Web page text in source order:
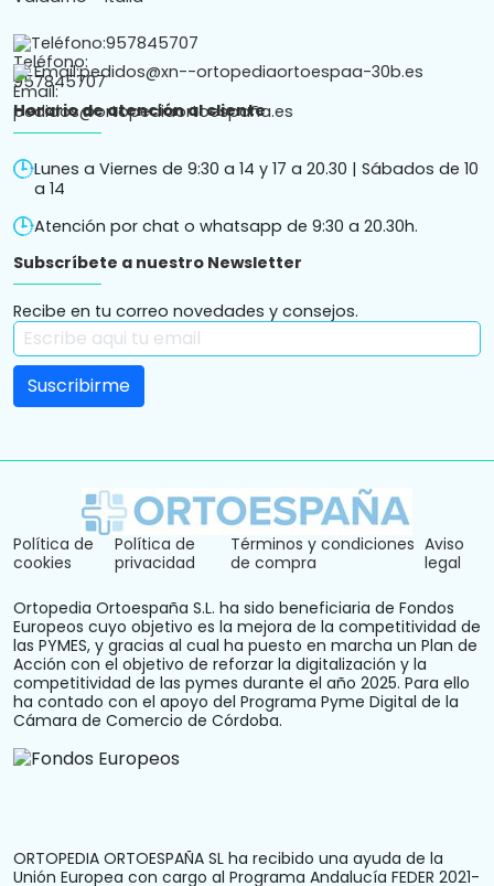
Teléfono:957845707
Email:pedidos@xn--ortopediaortoespaa-30b.es
Horario de atención al cliente
Lunes a Viernes de 9:30 a 14 y 17 a 20.30 | Sábados de 10
a 14
Atención por chat o whatsapp de 9:30 a 20.30h.
Subscríbete a nuestro Newsletter
Recibe en tu correo novedades y consejos.
Política de
cookies
Política de
privacidad
Términos y condiciones
de compra
Aviso
legal
Ortopedia Ortoespaña S.L. ha sido beneficiaria de Fondos
Europeos cuyo objetivo es la mejora de la competitividad de
las PYMES, y gracias al cual ha puesto en marcha un Plan de
Acción con el objetivo de reforzar la digitalización y la
competitividad de las pymes durante el año 2025. Para ello
ha contado con el apoyo del Programa Pyme Digital de la
Cámara de Comercio de Córdoba.
ORTOPEDIA ORTOESPAÑA SL ha recibido una ayuda de la
Unión Europea con cargo al Programa Andalucía FEDER 2021-